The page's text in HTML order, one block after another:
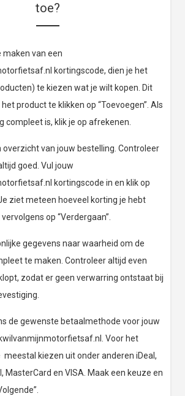
toe?
maken van een
kortingscode, dien je het
te kiezen wat je wilt kopen. Dit
product te klikken op “Toevoegen”. Als
compleet is, klik je op afrekenen.
overzicht van jouw bestelling. Controleer
goed. Vul jouw
kortingscode in en klik op
ziet meteen hoeveel korting je hebt
op “Verdergaan”.
gegevens naar waarheid om de
te maken. Controleer altijd even
zodat er geen verwarring ontstaat bij
de gewenste betaalmethode voor jouw
Voor het
meestal kiezen uit onder anderen iDeal,
MasterCard en VISA. Maak een keuze en